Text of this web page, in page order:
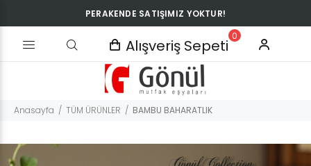
PERAKENDE SATIŞIMIZ YOKTUR!
Alışveriş Sepeti
0
Anasayfa TÜM ÜRÜNLER BAMBU BAHARATLIK